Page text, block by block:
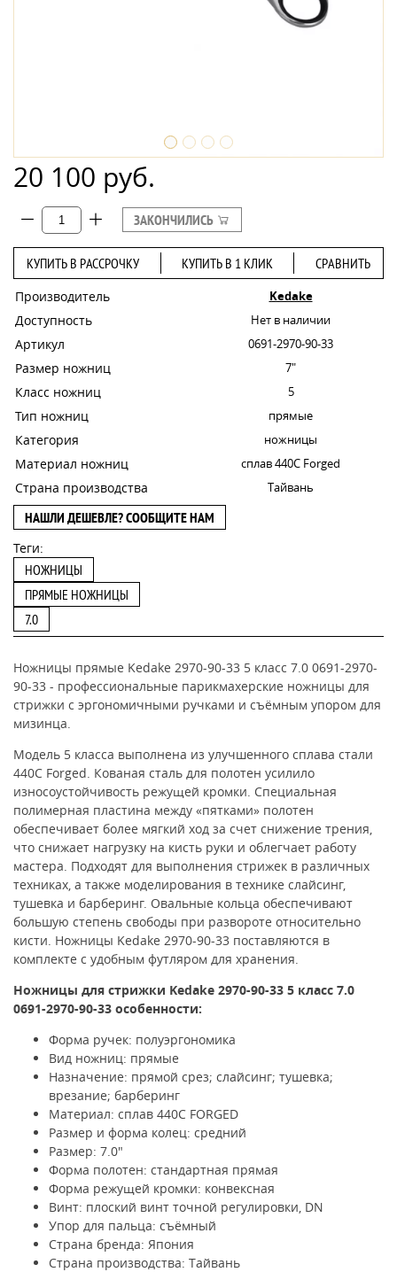
20 100 руб.
ЗАКОНЧИЛИСЬ
КУПИТЬ В РАССРОЧКУ КУПИТЬ В 1 КЛИК СРАВНИТЬ
Производитель Kedake
Доступность Нет в наличии
Артикул 0691-2970-90-33
Размер ножниц 7"
Класс ножниц 5
Тип ножниц прямые
Категория ножницы
Материал ножниц сплав 440C Forged
Страна производства Тайвань
НАШЛИ ДЕШЕВЛЕ? СООБЩИТЕ НАМ
Теги:
НОЖНИЦЫ
ПРЯМЫЕ НОЖНИЦЫ
7.0
Ножницы прямые Kedake 2970-90-33 5 класс 7.0 0691-2970-
90-33 - профессиональные парикмахерские ножницы для
стрижки с эргономичными ручками и съёмным упором для
мизинца.
Модель 5 класса выполнена из улучшенного сплава стали
440С Forged. Кованая сталь для полотен усилило
износоустойчивость режущей кромки. Специальная
полимерная пластина между «пятками» полотен
обеспечивает более мягкий ход за счет снижение трения,
что снижает нагрузку на кисть руки и облегчает работу
мастера. Подходят для выполнения стрижек в различных
техниках, а также моделирования в технике слайсинг,
тушевка и барберинг. Овальные кольца обеспечивают
большую степень свободы при развороте относительно
кисти. Ножницы Kedake 2970-90-33 поставляются в
комплекте с удобным футляром для хранения.
Ножницы для стрижки Kedake 2970-90-33 5 класс 7.0
0691-2970-90-33 особенности:
Форма ручек: полуэргономика
Вид ножниц: прямые
Назначение: прямой срез; слайсинг; тушевка;
врезание; барберинг
Материал: сплав 440C FORGED
Размер и форма колец: средний
Размер: 7.0"
Форма полотен: стандартная прямая
Форма режущей кромки: конвексная
Винт: плоский винт точной регулировки, DN
Упор для пальца: съёмный
Страна бренда: Япония
Страна производства: Тайвань